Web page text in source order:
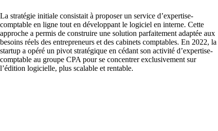
La stratégie initiale consistait à proposer un service d’expertise-
comptable en ligne tout en développant le logiciel en interne. Cette
approche a permis de construire une solution parfaitement adaptée aux
besoins réels des entrepreneurs et des cabinets comptables. En 2022, la
startup a opéré un pivot stratégique en cédant son activité d’expertise-
comptable au groupe CPA pour se concentrer exclusivement sur
l’édition logicielle, plus scalable et rentable.